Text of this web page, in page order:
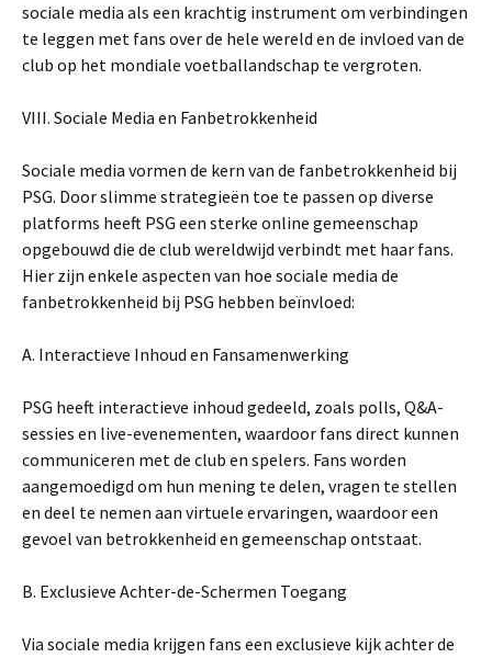
sociale media als een krachtig instrument om verbindingen
te leggen met fans over de hele wereld en de invloed van de
club op het mondiale voetballandschap te vergroten.
VIII. Sociale Media en Fanbetrokkenheid
Sociale media vormen de kern van de fanbetrokkenheid bij
PSG. Door slimme strategieën toe te passen op diverse
platforms heeft PSG een sterke online gemeenschap
opgebouwd die de club wereldwijd verbindt met haar fans.
Hier zijn enkele aspecten van hoe sociale media de
fanbetrokkenheid bij PSG hebben beïnvloed:
A. Interactieve Inhoud en Fansamenwerking
PSG heeft interactieve inhoud gedeeld, zoals polls, Q&A-
sessies en live-evenementen, waardoor fans direct kunnen
communiceren met de club en spelers. Fans worden
aangemoedigd om hun mening te delen, vragen te stellen
en deel te nemen aan virtuele ervaringen, waardoor een
gevoel van betrokkenheid en gemeenschap ontstaat.
B. Exclusieve Achter-de-Schermen Toegang
Via sociale media krijgen fans een exclusieve kijk achter de